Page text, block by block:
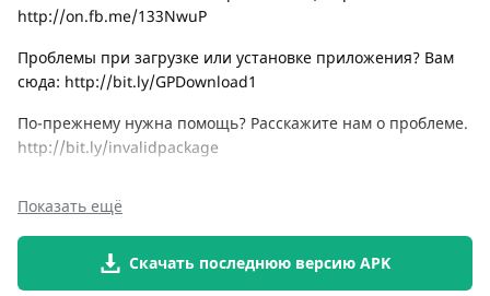
http://on.fb.me/133NwuP
Проблемы при загрузке или установке приложения? Вам
сюда: http://bit.ly/GPDownload1
По-прежнему нужна помощь? Расскажите нам о проблеме.
http://bit.ly/invalidpackage
Показать ещё
Скачать последнюю версию APK